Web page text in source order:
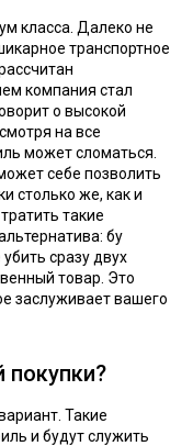
класса. Далеко не
транспортное
компания стал
о высокой
на все
может сломаться.
себе позволить
столько же, как и
такие
бу
сразу двух
товар. Это
заслуживает вашего
Такие
и будут служить